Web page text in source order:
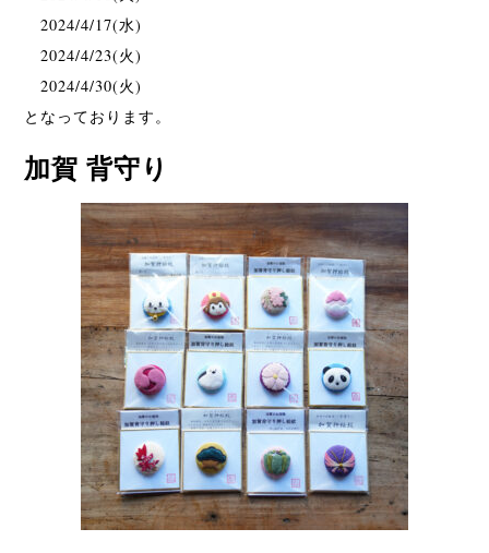
2024/4/17(水)
2024/4/23(火)
2024/4/30(火)
となっております。
加賀 背守り